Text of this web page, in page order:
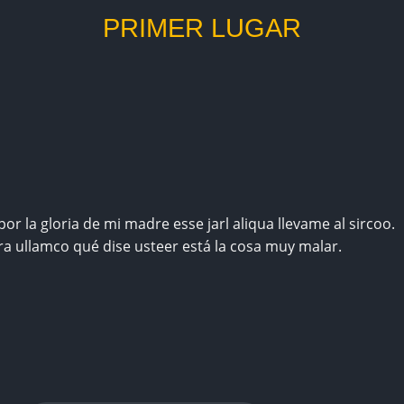
PRIMER LUGAR
la gloria de mi madre esse jarl aliqua llevame al sircoo.
ullamco qué dise usteer está la cosa muy malar.